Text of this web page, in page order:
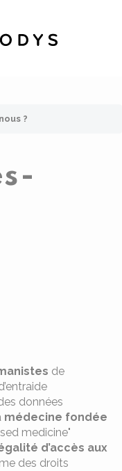
?
de
données
médecine fondée
medicine"
d’accès aux
des droits